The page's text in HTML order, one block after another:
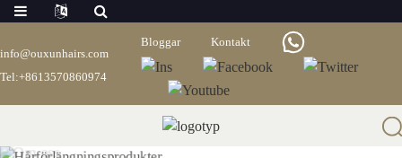
info@ouxunhairs.com
Tel:+8613570860974
Bloggar Kontakt